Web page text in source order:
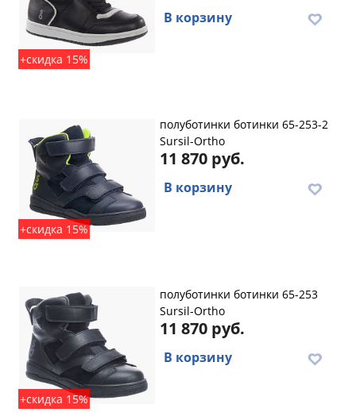
+скидка 15%
В корзину
+скидка 15%
полуботинки ботинки 65-253-2
Sursil-Ortho
11 870 руб.
В корзину
+скидка 15%
полуботинки ботинки 65-253
Sursil-Ortho
11 870 руб.
В корзину